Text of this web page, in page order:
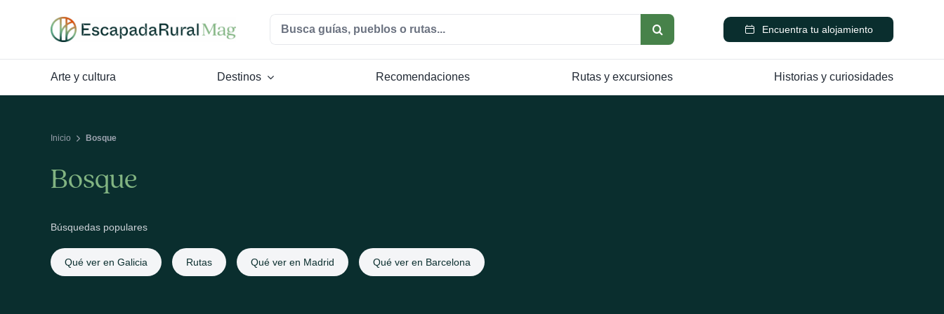
Buscar:
Encuentra tu alojamiento
Arte y cultura Destinos Recomendaciones Rutas y excursiones Historias y curiosidades
Inicio Bosque
Bosque
Búsquedas populares
Qué ver en Galicia Rutas Qué ver en Madrid Qué ver en Barcelona